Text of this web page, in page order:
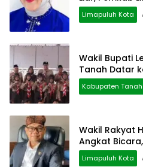
Limapuluh Kota
Wakil Bupati
Tanah Datar
Kabupaten
Wakil Rakyat
Angkat
Limapuluh Kota